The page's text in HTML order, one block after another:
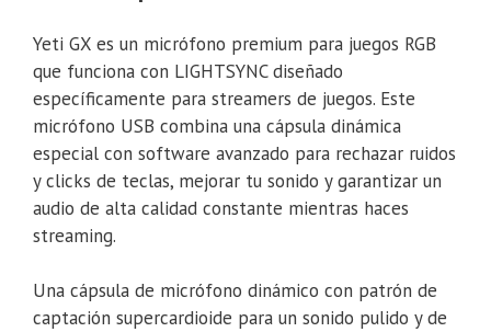
Yeti GX es un micrófono premium para juegos RGB
que funciona con LIGHTSYNC diseñado
específicamente para streamers de juegos. Este
micrófono USB combina una cápsula dinámica
especial con software avanzado para rechazar ruidos
y clicks de teclas, mejorar tu sonido y garantizar un
audio de alta calidad constante mientras haces
streaming.
Una cápsula de micrófono dinámico con patrón de
captación supercardioide para un sonido pulido y de